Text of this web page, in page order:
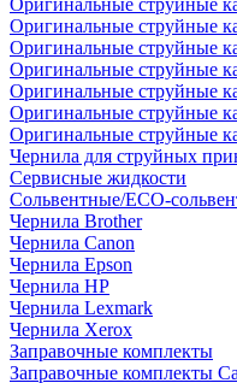
Оригинальные струйные
Оригинальные струйные
Оригинальные струйные
Оригинальные струйные
Оригинальные струйные
Оригинальные струйные
Оригинальные струйные
Чернила для струйных
Сервисные жидкости
Сольвентные/ECO-
Чернила Brother
Чернила Canon
Чернила Epson
Чернила HP
Чернила Lexmark
Чернила Xerox
Заправочные комплекты
Заправочные комплекты